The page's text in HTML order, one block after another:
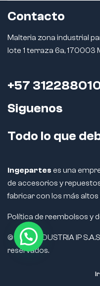
Contacto
Malteria zona industrial
lote 1 terraza 6a, 170003
+57
Siguenos
Todo lo que
Ingepartes es una
de accesorios y
fabricar con los más
Política de reembolsos y
© 2024 INDUSTRIA IP
reservados.